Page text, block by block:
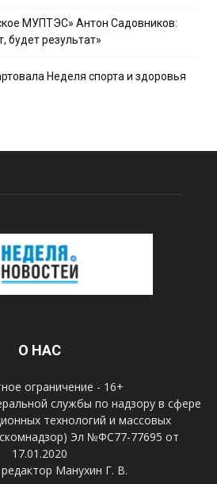
МУПТЭС» Антон Садовников:
будет результат»
Неделя спорта и здоровья
О НАС
ограничение - 16+
службы по надзору в сфере
технологий и массовых
Эл №ФС77-77695 от
17.01.2020
Манухин Г. В.